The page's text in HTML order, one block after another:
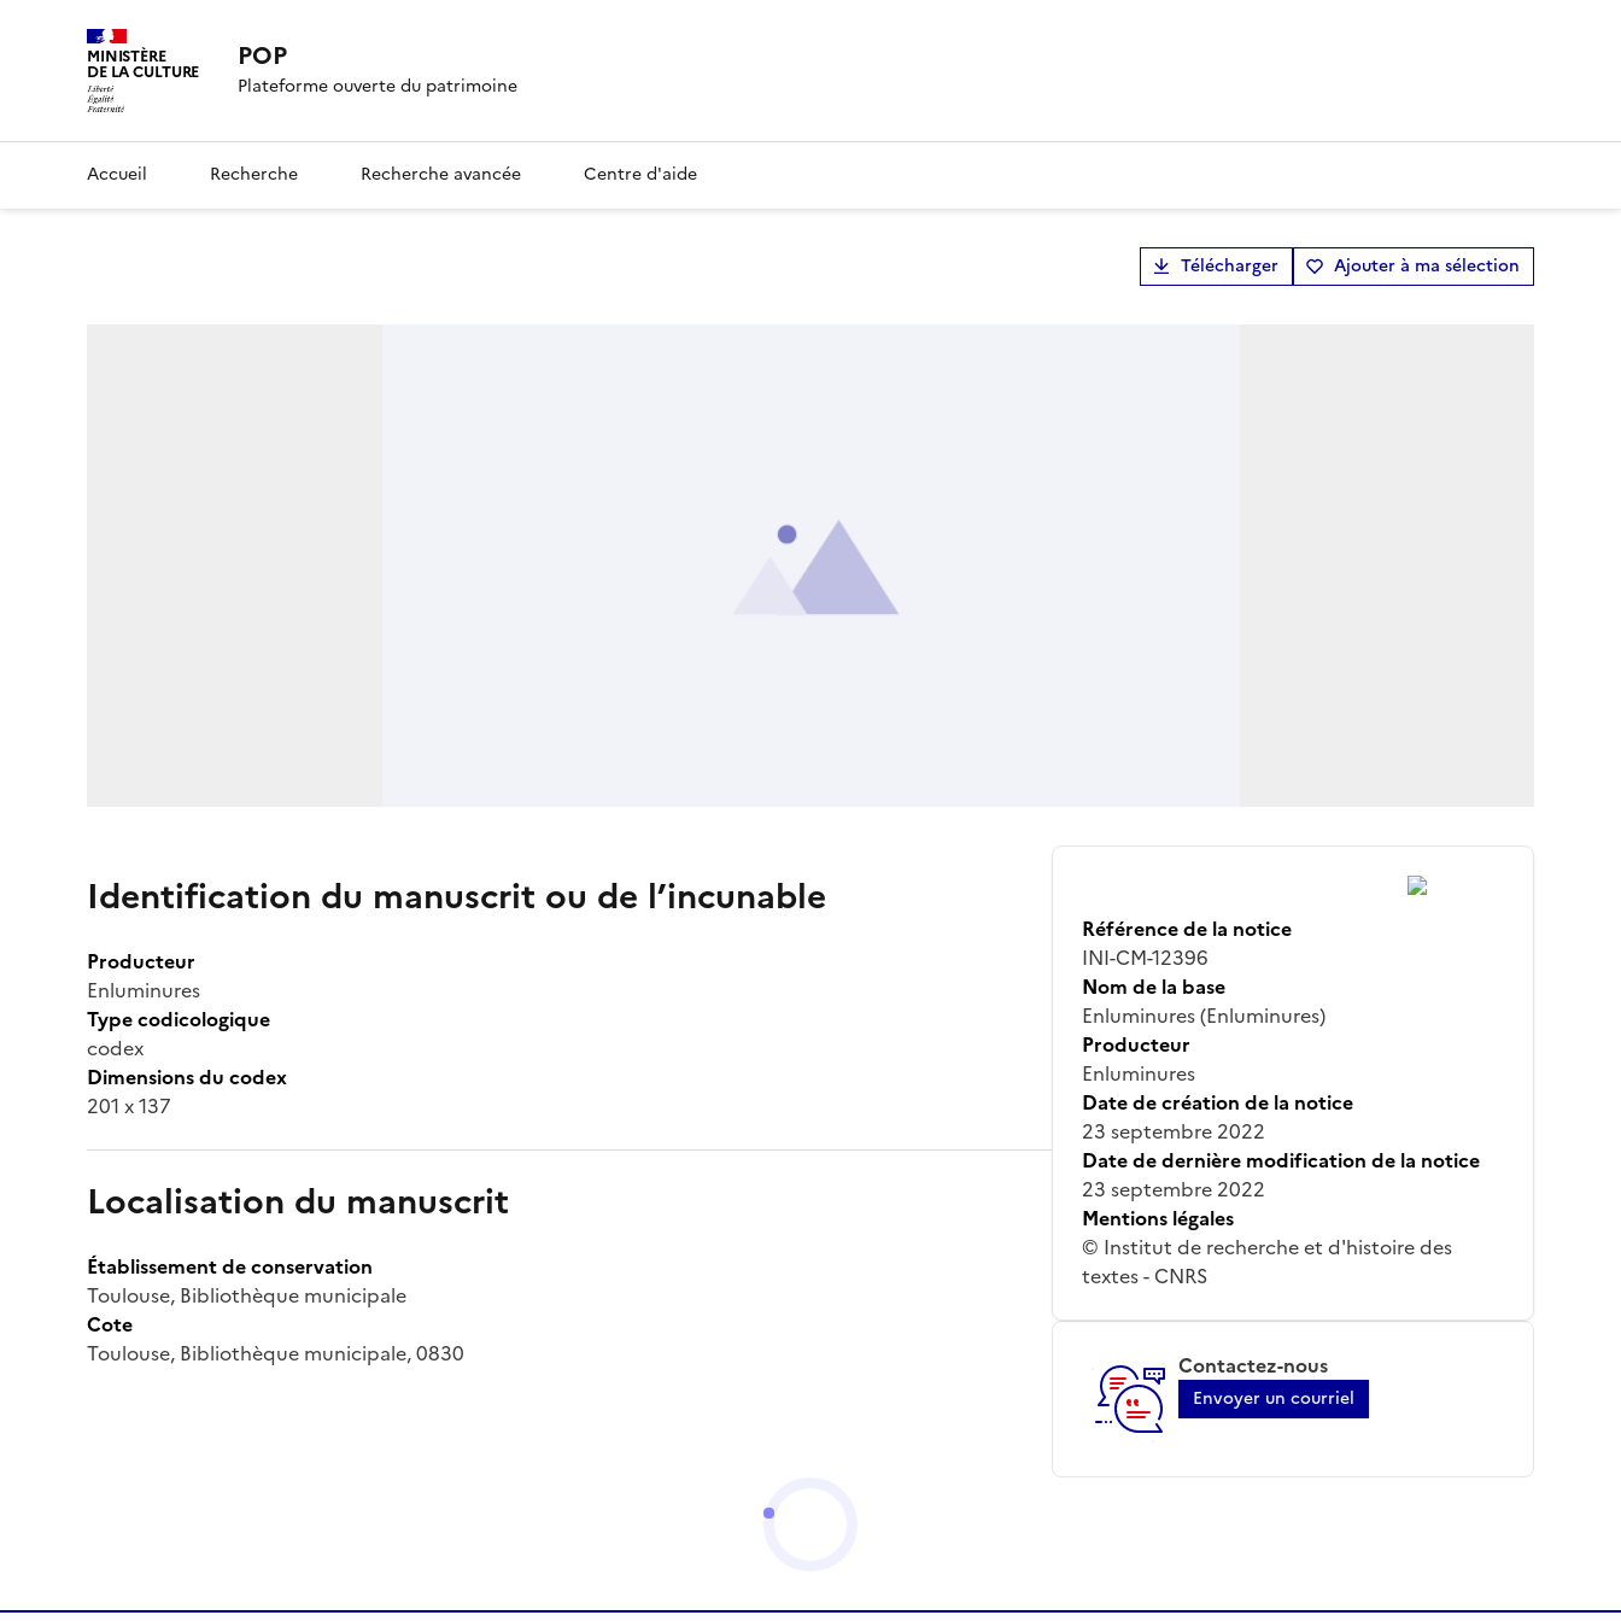
MINISTÈRE
DE LA CULTURE POP
Plateforme ouverte du patrimoine
Accueil Recherche Recherche avancée Centre d'aide
Télécharger Ajouter à ma sélection
Identification du manuscrit ou de l’incunable
Producteur
Enluminures
Type codicologique
codex
Dimensions du codex
201 x 137
Localisation du manuscrit
Établissement de conservation
Toulouse, Bibliothèque municipale
Cote
Toulouse, Bibliothèque municipale, 0830
Référence de la notice
INI-CM-12396
Nom de la base
Enluminures (Enluminures)
Producteur
Enluminures
Date de création de la notice
23 septembre 2022
Date de dernière modification de la notice
23 septembre 2022
Mentions légales
© Institut de recherche et d'histoire des
textes - CNRS
Contactez-nous
Envoyer un courriel